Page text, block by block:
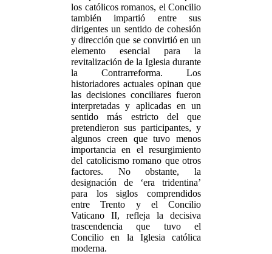
los católicos romanos, el Concilio
también impartió entre sus
dirigentes un sentido de cohesión
y dirección que se convirtió en un
elemento esencial para la
revitalización de la Iglesia durante
la Contrarreforma. Los
historiadores actuales opinan que
las decisiones conciliares fueron
interpretadas y aplicadas en un
sentido más estricto del que
pretendieron sus participantes, y
algunos creen que tuvo menos
importancia en el resurgimiento
del catolicismo romano que otros
factores. No obstante, la
designación de ‘era tridentina’
para los siglos comprendidos
entre Trento y el Concilio
Vaticano II, refleja la decisiva
trascendencia que tuvo el
Concilio en la Iglesia católica
moderna.